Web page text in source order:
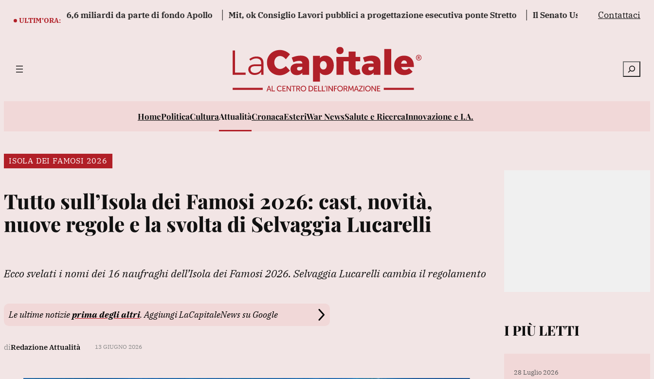
ULTIM’ORA:
per 6,6 miliardi da parte di fondo Apollo Mit, ok Consiglio Lavori pubblici a progettazione esecutiva ponte Stretto Il Senato Usa dichiara FauciContattaci
Cerca
HomePoliticaCulturaAttualitàCronacaEsteriWar NewsSalute e RicercaInnovazione e I.A.
ISOLA DEI FAMOSI 2026
Tutto sull’Isola dei Famosi 2026: cast, novità,
nuove regole e la svolta di Selvaggia Lucarelli
Ecco svelati i nomi dei 16 naufraghi dell’Isola dei Famosi 2026. Selvaggia Lucarelli cambia il regolamento
Le ultime notizieprima degli altri. Aggiungi LaCapitaleNews su Google
diRedazione Attualità 13 GIUGNO 2026
I PIÙ LETTI
28 Luglio 2026